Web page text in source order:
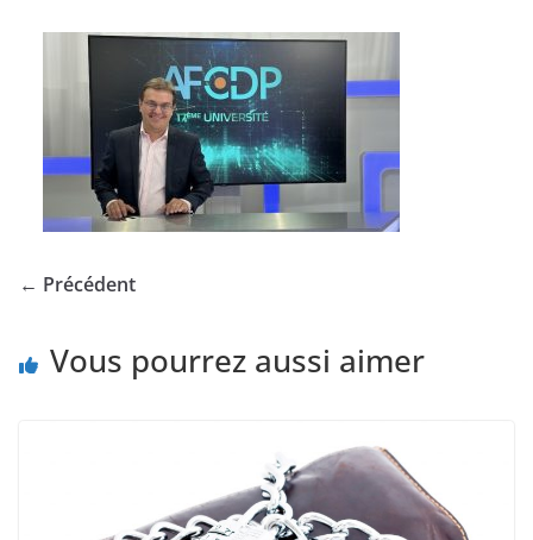
← Précédent
Vous pourrez aussi aimer